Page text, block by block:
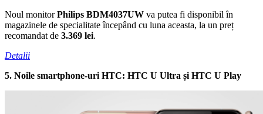
Noul monitorPhilips BDM4037UW va putea fi disponibil în
magazinele de specialitate începând cu luna aceasta, la un preț
recomandat de 3.369 lei.
Detalii
5. Noile smartphone-uri HTC: HTC U Ultra și HTC U Play